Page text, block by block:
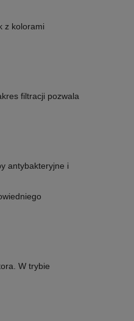
z kolorami
filtracji pozwala
antybakteryjne i
W trybie